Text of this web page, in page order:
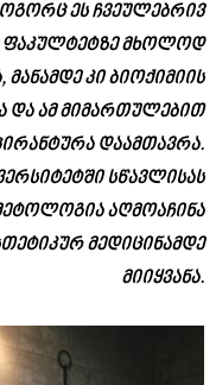
ეს ჩვეულებრივ
ფაკულტეტზე მხოლოდ
კი ბიოქიმიის
და ამ მიმართულებით
დაამთავრა.
სწავლისას
აღმოაჩინა
მედიცინამდე
მიიყვანა.